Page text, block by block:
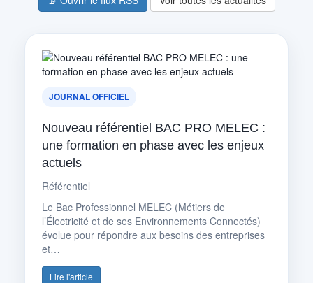
JOURNAL OFFICIEL
Nouveau référentiel BAC PRO MELEC :
une formation en phase avec les enjeux
actuels
Référentiel
Le Bac Professionnel MELEC (Métiers de
l’Électricité et de ses Environnements Connectés)
évolue pour répondre aux besoins des entreprises
et…
Lire l'article